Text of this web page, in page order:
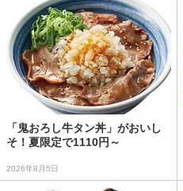
「鬼おろし牛タン丼」がおいし
そ！夏限定で1110円～
2026年8月5日